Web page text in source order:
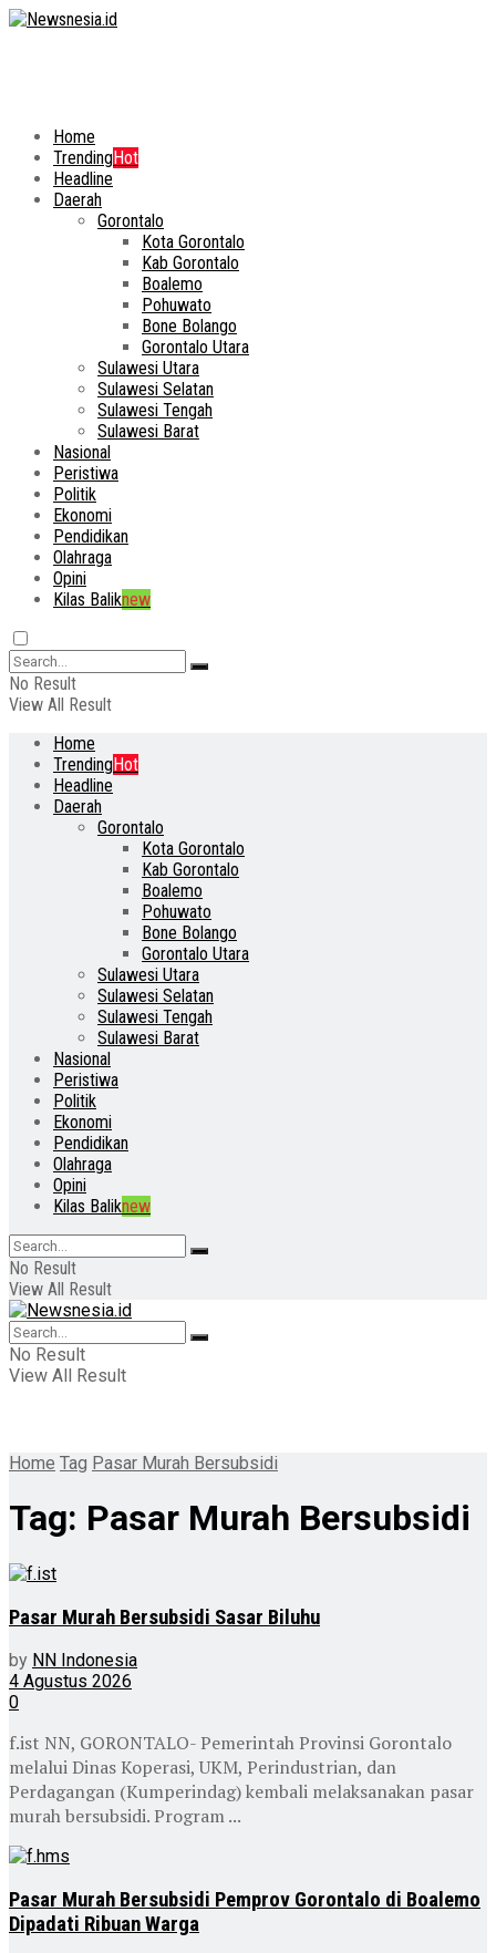
Home
TrendingHot
Headline
Daerah
Gorontalo
Kota Gorontalo
Kab Gorontalo
Boalemo
Pohuwato
Bone Bolango
Gorontalo Utara
Sulawesi Utara
Sulawesi Selatan
Sulawesi Tengah
Sulawesi Barat
Nasional
Peristiwa
Politik
Ekonomi
Pendidikan
Olahraga
Opini
Kilas Baliknew
No Result
View All Result
Home
TrendingHot
Headline
Daerah
Gorontalo
Kota Gorontalo
Kab Gorontalo
Boalemo
Pohuwato
Bone Bolango
Gorontalo Utara
Sulawesi Utara
Sulawesi Selatan
Sulawesi Tengah
Sulawesi Barat
Nasional
Peristiwa
Politik
Ekonomi
Pendidikan
Olahraga
Opini
Kilas Baliknew
No Result
View All Result
No Result
View All Result
Home Tag Pasar Murah Bersubsidi
Tag: Pasar Murah Bersubsidi
Pasar Murah Bersubsidi Sasar Biluhu
by NN Indonesia
4 Agustus 2026
0
f.ist NN, GORONTALO- Pemerintah Provinsi Gorontalo
melalui Dinas Koperasi, UKM, Perindustrian, dan
Perdagangan (Kumperindag) kembali melaksanakan pasar
murah bersubsidi. Program ...
Pasar Murah Bersubsidi Pemprov Gorontalo di Boalemo
Dipadati Ribuan Warga